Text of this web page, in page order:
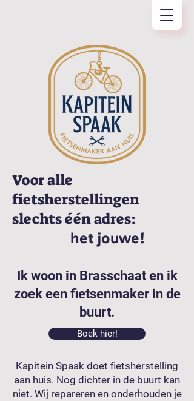
Voor alle
fietsherstellingen
slechts één adres:
het jouwe!
Ik woon in Brasschaat en ik
zoek een fietsenmaker in de
buurt.
Boek hier!
Kapitein Spaak doet fietsherstelling
aan huis. Nog dichter in de buurt kan
niet. Wij repareren en onderhouden je